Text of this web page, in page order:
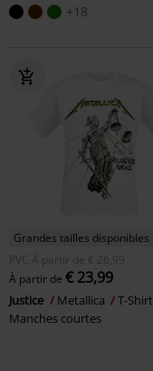
+18
Grandes tailles disponibles
PVC
À partir de € 26,99
À partir de € 23,99
Justice Metallica
T-Shirt
Manches courtes